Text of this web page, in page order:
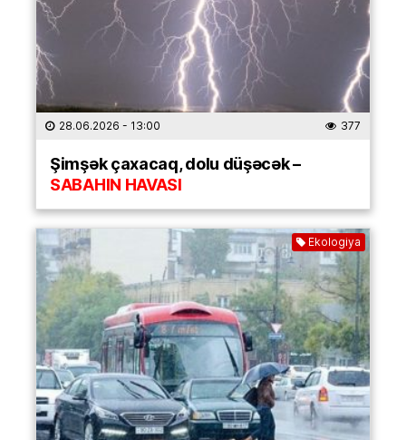
28.06.2026 - 13:00 377
Şimşək çaxacaq, dolu düşəcək –
SABAHIN HAVASI
Ekologiya